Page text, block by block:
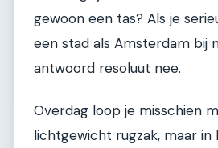
gewoon een tas? Als je
een stad als Amsterdam bij
antwoord resoluut nee.
Overdag loop je misschien
lichtgewicht rugzak, maar in